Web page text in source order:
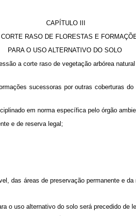
CAPÍTULO III
RASO DE FLORESTAS E
PARA O USO ALTERNATIVO DO SOLO
a corte raso de vegetação arbórea
sucessoras por outras coberturas
em norma específica pelo órgão
de reserva legal;
das áreas de preservação permanente e
o uso alternativo do solo será precedido